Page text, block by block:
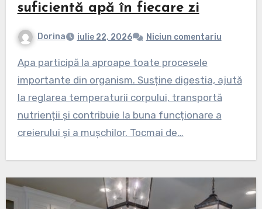
suficientă apă în fiecare zi
Dorina iulie 22, 2026 Niciun comentariu
Apa participă la aproape toate procesele
importante din organism. Susține digestia, ajută
la reglarea temperaturii corpului, transportă
nutrienții și contribuie la buna funcționare a
creierului și a mușchilor. Tocmai de…